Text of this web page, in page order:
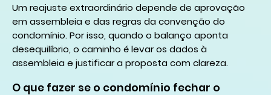
Um reajuste extraordinário depende de aprovação
em assembleia e das regras da convenção do
condomínio. Por isso, quando o balanço aponta
desequilíbrio, o caminho é levar os dados à
assembleia e justificar a proposta com clareza.
O que fazer se o condomínio fechar o